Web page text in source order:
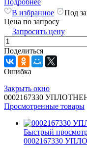
Подробнее
В избранное
Под
Цена по запросу
Запросить цену
Поделиться
Ошибка
Закрыть окно
0002167330
Просмотренные товары
Быстрый
0002167330